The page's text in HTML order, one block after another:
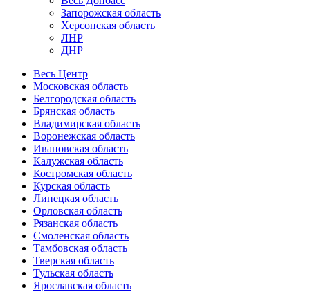
Запорожская область
Херсонская область
ЛНР
ДНР
Весь Центр
Московская область
Белгородская область
Брянская область
Владимирская область
Воронежская область
Ивановская область
Калужская область
Костромская область
Курская область
Липецкая область
Орловская область
Рязанская область
Смоленская область
Тамбовская область
Тверская область
Тульская область
Ярославская область